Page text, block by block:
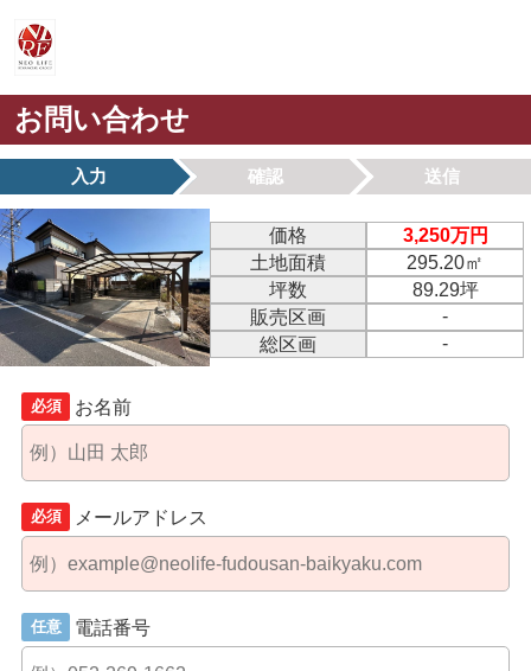
お問い合わせ
入力 確認 送信
価格
土地面積
坪数
販売区画
総区画
3,250万円
295.20㎡
89.29坪
-
-
必須 お名前
必須 メールアドレス
任意 電話番号